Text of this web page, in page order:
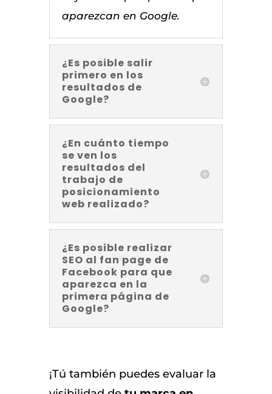
aparezcan en Google.
¿Es posible salir
primero en los
resultados de
Google?
¿En cuánto tiempo
se ven los
resultados del
trabajo de
posicionamiento
web realizado?
¿Es posible realizar
SEO al fan page de
Facebook para que
aparezca en la
primera página de
Google?
¡Tú también puedes evaluar la